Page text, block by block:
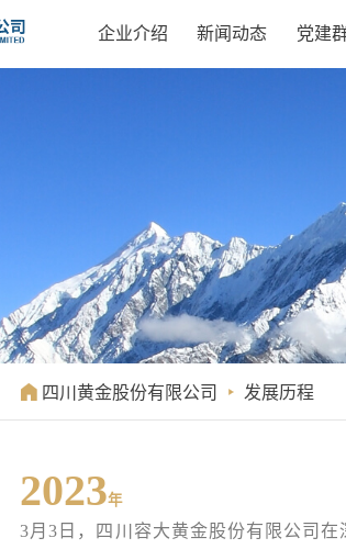
企业介绍 新闻动态 党建
 四川黄金股份有限公司  发展历程
2023年
3月3日，四川容大黄金股份有限公司